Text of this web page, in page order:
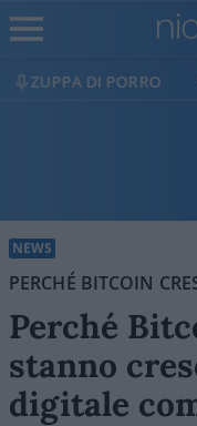
ECONOMIA
NEWS
PERCHÉ BITCOIN
Perché
stanno
digitale